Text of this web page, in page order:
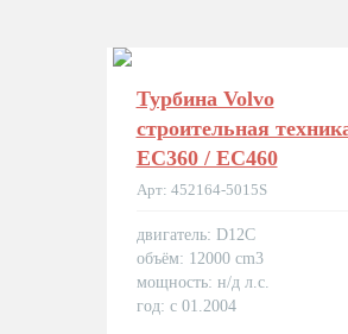
Турбина Volvo
строительная
EC360 / EC460
Арт: 452164-5015S
двигатель: D12C
объём: 12000 cm3
мощность: н/д л.с.
год: с 01.2004